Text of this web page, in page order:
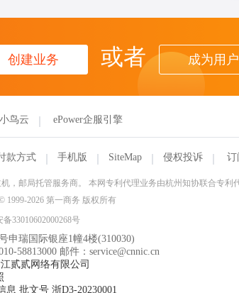
创建业务 或者 成为用户
小鸟云 ePower企服引擎
款方式 手机版 SiteMap 侵权投诉 订
，邮局托管服务商。 本网专利代理业务由杭州知协联合专利
1999-2026 第一商务 版权所有
33010602000268号
申瑞国际银座1幢4楼(310030)
58813000 邮件：service@cnnic.cn
贰贰网络有限公司
批文号 浙D3-20230001